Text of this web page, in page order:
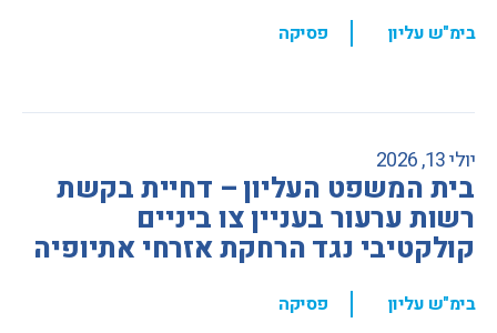
בימ"ש עליון , פסיקה
יולי 13, 2026
בית המשפט העליון – דחיית בקשת
רשות ערעור בעניין צו ביניים
קולקטיבי נגד הרחקת אזרחי אתיופיה
בימ"ש עליון , פסיקה